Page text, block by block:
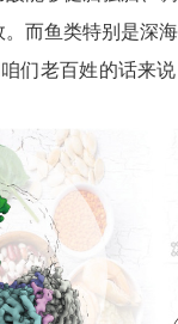
而鱼类特别是深
咱们老百姓的话来